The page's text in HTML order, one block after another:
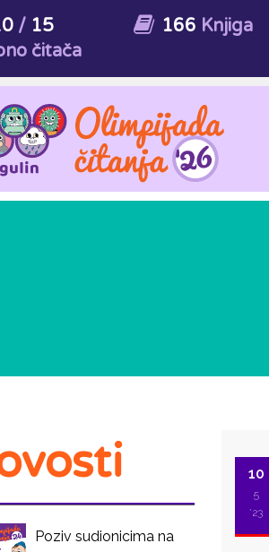
/ 15
čitača
166 Knjiga
10
5
'23
Poziv sudionicima na